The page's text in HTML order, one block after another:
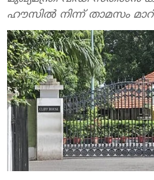
ഹൗസില്‍ നിന്ന് താമസം